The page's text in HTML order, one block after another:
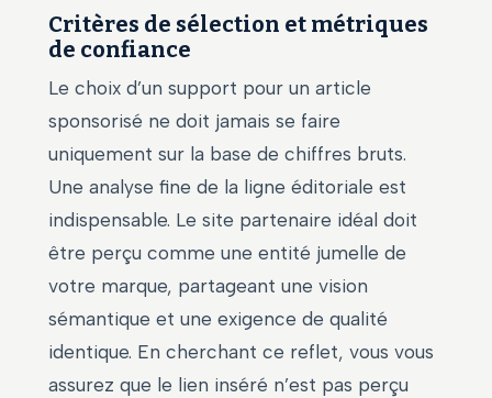
Critères de sélection et métriques
de confiance
Le choix d’un support pour un article
sponsorisé ne doit jamais se faire
uniquement sur la base de chiffres bruts.
Une analyse fine de la ligne éditoriale est
indispensable. Le site partenaire idéal doit
être perçu comme une entité jumelle de
votre marque, partageant une vision
sémantique et une exigence de qualité
identique. En cherchant ce reflet, vous vous
assurez que le lien inséré n’est pas perçu